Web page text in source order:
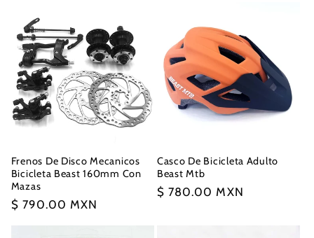
Frenos De Disco Mecanicos
Bicicleta Beast 160mm Con
Mazas
Precio
$ 790.00 MXN
Casco De Bicicleta Adulto
Beast Mtb
Precio
$ 780.00 MXN